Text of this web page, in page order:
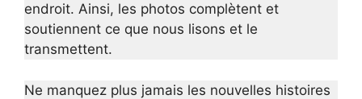
endroit. Ainsi, les photos complètent et
soutiennent ce que nous lisons et le
transmettent.
Ne manquez plus jamais les nouvelles histoires